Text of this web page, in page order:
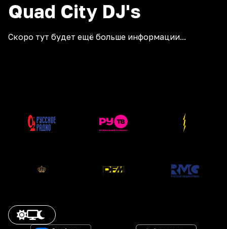
Quad City DJ's
Скоро тут будет ещё больше информации...